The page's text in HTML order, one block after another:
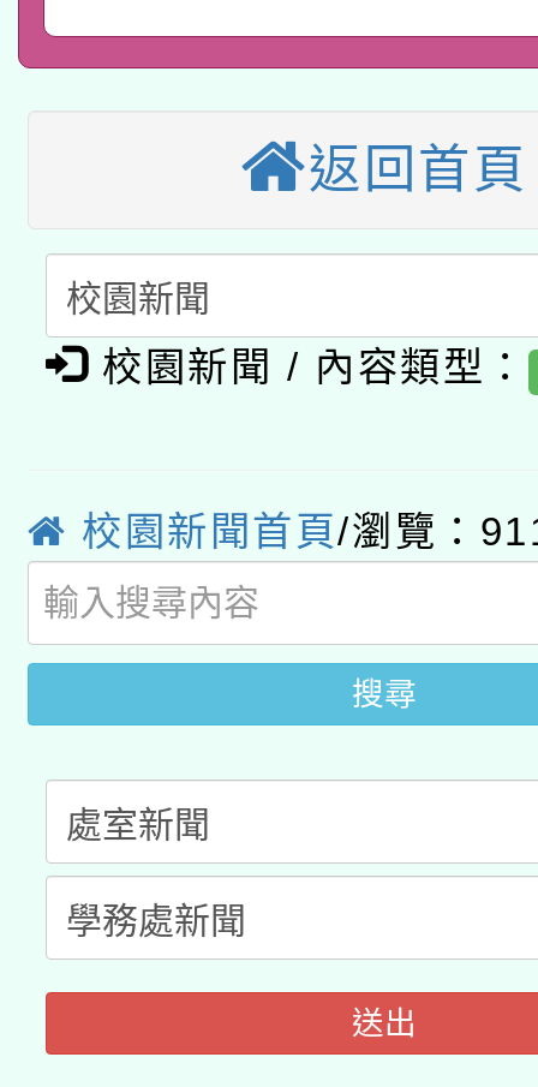
本校115學年度第1次
第3次招考甄選結果公
本校115學年度第2次
次招考甄選結果公告(
有關原住民族委員會
公告之原住民族歲時祭
一案。
兒童少年暑期犯罪預防
答一案
有關本府115年70歲以
人員健康講座「吃得安
案。
本校115學年度第2次
招)
暨閱讀推動專業研習
科技賦能─人工智慧
礎課程
A3數位素養講師名單
返回首頁
校園新聞 / 內容類型：
校園新聞首頁/瀏覽：
搜尋
送出